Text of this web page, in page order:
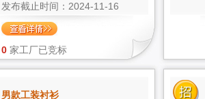
发布截止时间：2024-11-16
0 家工厂已竞标
男款工装衬衫